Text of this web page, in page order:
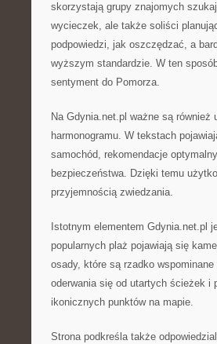
skorzystają grupy znajomych
wycieczek, ale także soliści
podpowiedzi, jak oszczędzać, a
wyższym standardzie. W ten
sentyment do Pomorza.
Na Gdynia.net.pl ważne są
harmonogramu. W tekstach
samochód, rekomendacje
bezpieczeństwa. Dzięki temu
przyjemnością zwiedzania.
Istotnym elementem Gdynia.net.pl
popularnych plaż pojawiają się
osady, które są rzadko
oderwania się od utartych ścieżek
ikonicznych punktów na mapie.
Strona podkreśla także